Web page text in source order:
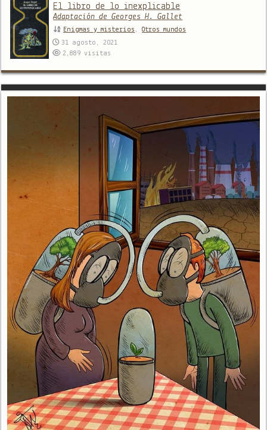
El libro de lo inexplicable
Adaptación de Georges H. Gallet
Enigmas y misterios ,Otros mundos
31 agosto, 2021
2,889visitas